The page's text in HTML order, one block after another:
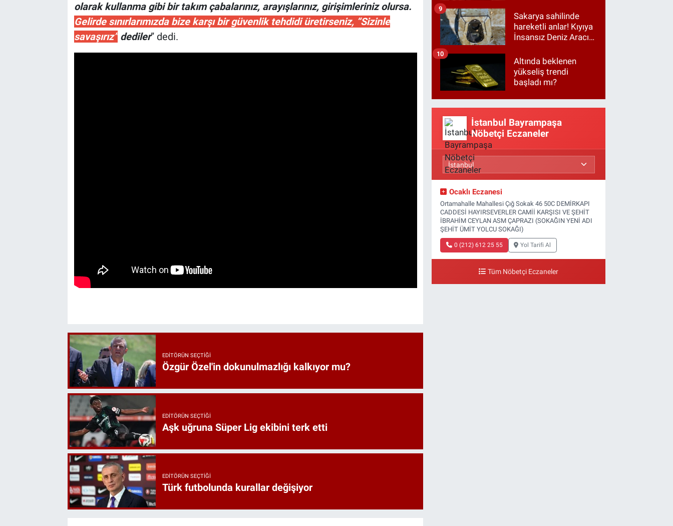
olarak kullanma gibi bir takım çabalarınız, arayışlarınız, girişimleriniz olursa.
Gelirde sınırlarımızda bize karşı bir güvenlik tehdidi üretirseniz, “Sizinle
savaşırız”dediler” dedi.
EDITÖRÜN SEÇTIĞI
Özgür Özel'in dokunulmazlığı kalkıyor mu?
EDITÖRÜN SEÇTIĞI
Aşk uğruna Süper Lig ekibini terk etti
EDITÖRÜN SEÇTIĞI
Türk futbolunda kurallar değişiyor
Sakarya sahilinde
hareketli anlar! Kıyıya
İnsansız Deniz Aracı
9
Altında beklenen
yükseliş trendi
başladı mı?
10
İstanbul Bayrampaşa
Nöbetçi Eczaneler
Ocaklı Eczanesi
Ortamahalle Mahallesi Çığ Sokak 46 50C DEMİRKAPI
CADDESİ HAYIRSEVERLER CAMİİ KARŞISI VE ŞEHİT
İBRAHİM CEYLAN ASM ÇAPRAZI (SOKAĞIN YENİ ADI
ŞEHİT ÜMİT YOLCU SOKAĞI)
0 (212) 612 25 55 Yol Tarifi Al
Tüm Nöbetçi Eczaneler